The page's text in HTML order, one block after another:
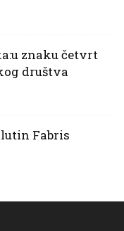
znaku četvrt
društva
Fabris